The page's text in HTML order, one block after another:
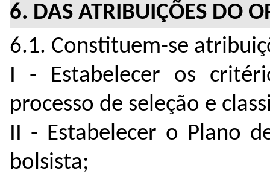
6. DAS ATRIBUIÇÕES DO
6.1. Constituem-se
I - Estabelecer os
processo de seleção e
II - Estabelecer o Plano
bolsista;